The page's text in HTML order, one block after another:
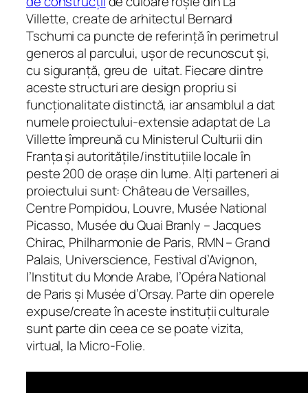
Villette, create de arhitectul Bernard
Tschumi ca puncte de referință în perimetrul
generos al parcului, ușor de recunoscut și,
cu siguranță, greu de uitat. Fiecare dintre
aceste structuri are design propriu si
funcționalitate distinctă, iar ansamblul a dat
numele proiectului-extensie adaptat de La
Villette împreună cu Ministerul Culturii din
Franța și autoritățile/instituțiile locale în
peste 200 de orașe din lume. Alți parteneri ai
proiectului sunt: Château de Versailles,
Centre Pompidou, Louvre, Musée National
Picasso, Musée du Quai Branly – Jacques
Chirac, Philharmonie de Paris, RMN – Grand
Palais, Universcience, Festival d’Avignon,
l’Institut du Monde Arabe, l’Opéra National
de Paris și Musée d’Orsay. Parte din operele
expuse/create în aceste instituții culturale
sunt parte din ceea ce se poate vizita,
virtual, la Micro-Folie.